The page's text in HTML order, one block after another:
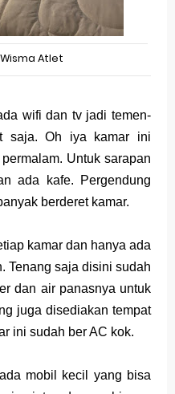
Atlet
wifi dan tv jadi temen-
saja. Oh iya kamar ini
Untuk sarapan
ada kafe. Pergendung
berderet kamar.
kamar dan hanya ada
Tenang saja disini sudah
dan air panasnya untuk
juga disediakan tempat
ini sudah ber AC kok.
mobil kecil yang bisa